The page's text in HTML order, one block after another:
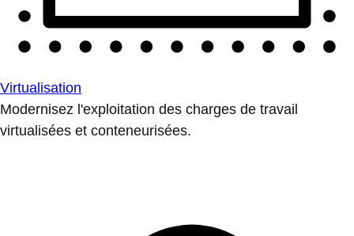
Virtualisation
Modernisez l'exploitation des charges de travail
virtualisées et conteneurisées.